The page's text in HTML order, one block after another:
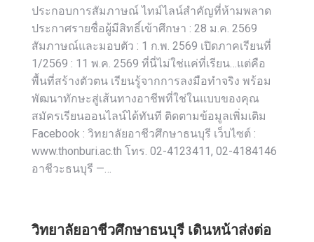
ประกอบการสัมภาษณ์ ไทม์ไลน์สำคัญที่ห้ามพลาด
ประกาศรายชื่อผู้มีสิทธิ์เข้าศึกษา : 28 ม.ค. 2569
สัมภาษณ์และมอบตัว : 1 ก.พ. 2569 เปิดภาคเรียนที่
1/2569 : 11 พ.ค. 2569 ที่นี่ไม่ใช่แค่ที่เรียน…แต่คือ
พื้นที่สร้างตัวตน เรียนรู้จากการลงมือทำจริง พร้อม
พัฒนาทักษะสู่เส้นทางอาชีพที่ใช่ในแบบของคุณ
สมัครเรียนออนไลน์ได้ทันที ติดตามข้อมูลเพิ่มเติม
Facebook : วิทยาลัยอาชีวศึกษาธนบุรี เว็บไซต์ :
www.thonburi.ac.th โทร. 02-4123411, 02-4184146
อาชีวะธนบุรี —…
วิทยาลัยอาชีวศึกษาธนบุรี เดินหน้าส่งต่อ